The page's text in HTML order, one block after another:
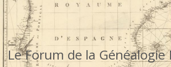
Le Forum de la